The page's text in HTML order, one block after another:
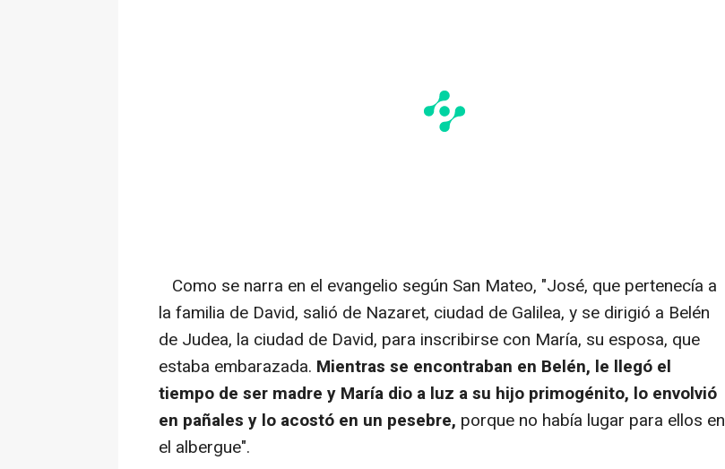
Como se narra en el evangelio según San Mateo, "José, que pertenecía a
la familia de David, salió de Nazaret, ciudad de Galilea, y se dirigió a Belén
de Judea, la ciudad de David, para inscribirse con María, su esposa, que
estaba embarazada. Mientras se encontraban en Belén, le llegó el
tiempo de ser madre y María dio a luz a su hijo primogénito, lo envolvió
en pañales y lo acostó en un pesebre, porque no había lugar para ellos en
el albergue".